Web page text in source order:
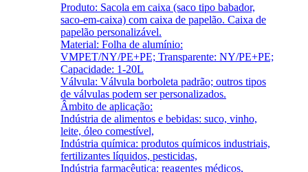
Produto: Sacola em caixa (saco tipo babador,
saco-em-caixa) com caixa de papelão. Caixa de
papelão personalizável.
Material: Folha de alumínio:
VMPET/NY/PE+PE; Transparente: NY/PE+PE;
Capacidade: 1-20L
Válvula: Válvula borboleta padrão; outros tipos
de válvulas podem ser personalizados.
Âmbito de aplicação:
Indústria de alimentos e bebidas: suco, vinho,
leite, óleo comestível,
Indústria química: produtos químicos industriais,
fertilizantes líquidos, pesticidas,
Indústria farmacêutica: reagentes médicos,